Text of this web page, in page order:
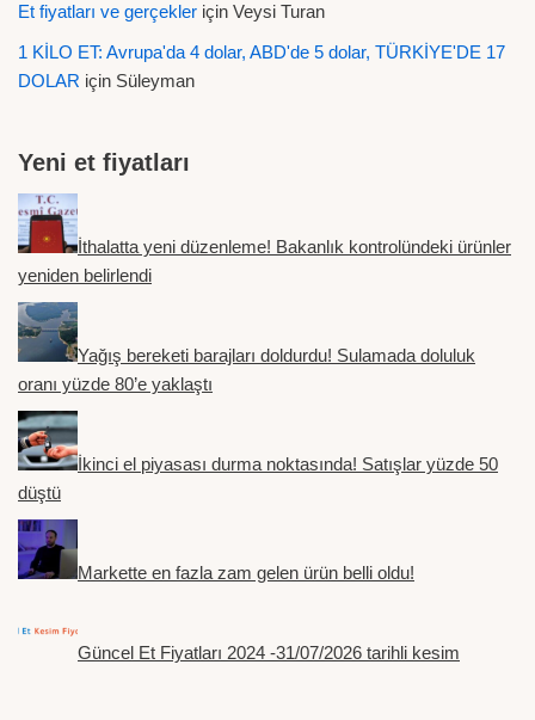
Et fiyatları ve gerçekler için Veysi Turan
1 KİLO ET: Avrupa'da 4 dolar, ABD'de 5 dolar, TÜRKİYE'DE 17
DOLAR için Süleyman
Yeni et fiyatları
İthalatta yeni düzenleme! Bakanlık kontrolündeki ürünler
yeniden belirlendi
Yağış bereketi barajları doldurdu! Sulamada doluluk
oranı yüzde 80’e yaklaştı
İkinci el piyasası durma noktasında! Satışlar yüzde 50
düştü
Markette en fazla zam gelen ürün belli oldu!
Güncel Et Fiyatları 2024 -31/07/2026 tarihli kesim